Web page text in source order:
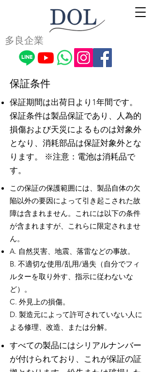
多良企業
保証条件
保証期間は出荷日より1年間です。
保証条件は製品保証であり、人為的
損傷および天災によるものは対象外
となり、消耗部品は保証対象外とな
ります。 ※注意：電池は消耗品で
す。
この保証の保護範囲には、製品自体の欠
陥以外の要因によって引き起こされた故
障は含まれません。これには以下の条件
が含まれますが、これらに限定されませ
ん。
A. 自然災害、地震、落雷などの事故。
B. 不適切な使用/乱用/過失（自分でフィ
ルターを取り外す、指示に従わないな
ど）。
C. 外見上の損傷。
D. 製造元によって許可されていない人に
よる修理、改造、または分解。
すべての製品にはシリアルナンバー
が付けられており、これが保証の証